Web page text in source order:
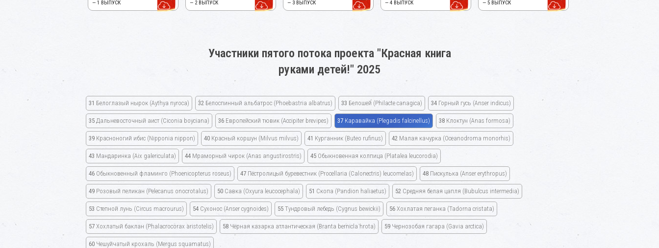
— 1 ВЫПУСК
— 2 ВЫПУСК
— 3 ВЫПУСК
— 4 ВЫПУСК
— 5 ВЫПУСК
Участники пятого потока проекта "Красная книга
руками детей!" 2025
31 Белоглазый нырок (Aythya nyroca) 32 Белоспинный альбатрос (Phoebastria albatrus) 33 Белошей (Philacte canagica) 34 Горный гусь (Anser indicus)
35 Дальневосточный аист (Ciconia boyciana) 36 Европейский тювик (Accipiter brevipes) 37 Каравайка (Plegadis falcinellus) 38 Клоктун (Anas formosa)
39 Красноногий ибис (Nipponia nippon) 40 Красный коршун (Milvus milvus) 41 Курганник (Buteo rufinus) 42 Малая качурка (Oceanodroma monorhis)
43 Мандаринка (Aix galericulata) 44 Мраморный чирок (Anas angustirostris) 45 Обыкновенная колпица (Platalea leucorodia)
46 Обыкновенный фламинго (Phoenicopterus roseus) 47 Пёстролицый буревестник (Procellaria (Calonectris) leucomelas) 48 Пискулька (Anser erythropus)
49 Розовый пеликан (Pelecanus onocrotalus) 50 Савка (Oxyura leucocephala) 51 Скопа (Pandion haliaetus) 52 Средняя белая цапля (Bubulcus intermedia)
53 Степной лунь (Circus macrourus) 54 Сухонос (Anser cygnoides) 55 Тундровый лебедь (Cygnus bewickii) 56 Хохлатая пеганка (Tadorna cristata)
57 Хохлатый баклан (Phalacrocorax aristotelis) 58 Чёрная казарка атлантическая (Branta bernicla hrota) 59 Чернозобая гагара (Gavia arctica)
60 Чешуйчатый крохаль (Mergus squamatus)